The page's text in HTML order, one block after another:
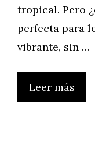
tropical. Pero
perfecta para
vibrante, sin …
Leer más